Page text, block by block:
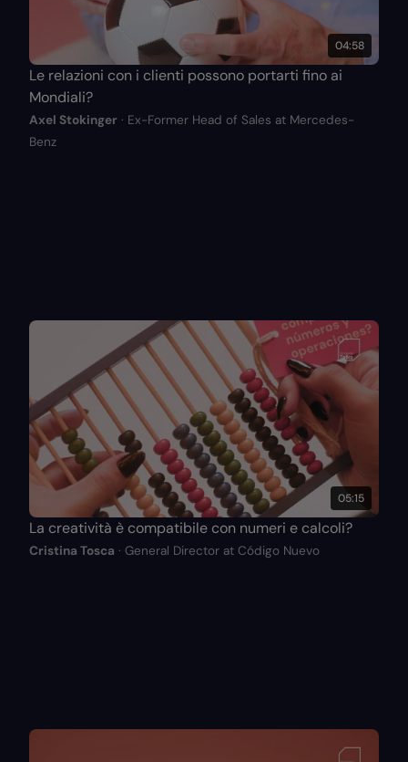
04:58
Le relazioni con i clienti possono portarti fino ai
Mondiali?
Axel Stokinger · Ex-Former Head of Sales at Mercedes-
Benz
05:15
La creatività è compatibile con numeri e calcoli?
Cristina Tosca · General Director at Código Nuevo